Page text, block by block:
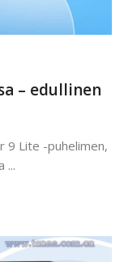
– edullinen
9 Lite -puhelimen,
...